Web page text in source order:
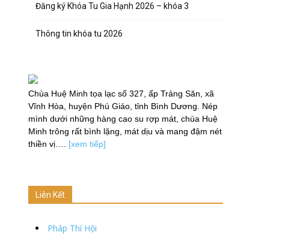
Đăng ký Khóa Tu Gia Hạnh 2026 – khóa 3
Thông tin khóa tu 2026
Chùa Huệ Minh tọa lạc số 327, ấp Trảng Săn, xã
Vĩnh Hòa, huyện Phú Giáo, tỉnh Bình Dương. Nép
mình dưới những hàng cao su rợp mát, chùa Huệ
Minh trông rất bình lặng, mát dịu và mang đậm nét
thiền vị…. [xem tiếp]
Liên Kết
Pháp Thí Hội